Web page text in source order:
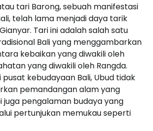
tari Barong, sebuah manifestasi
telah lama menjadi daya tarik
Tari ini adalah salah satu
Bali yang menggambarkan
kebaikan yang diwakili oleh
yang diwakili oleh Rangda.
pusat kebudayaan Bali, Ubud tidak
pemandangan alam yang
pengalaman budaya yang
pertunjukan memukau seperti